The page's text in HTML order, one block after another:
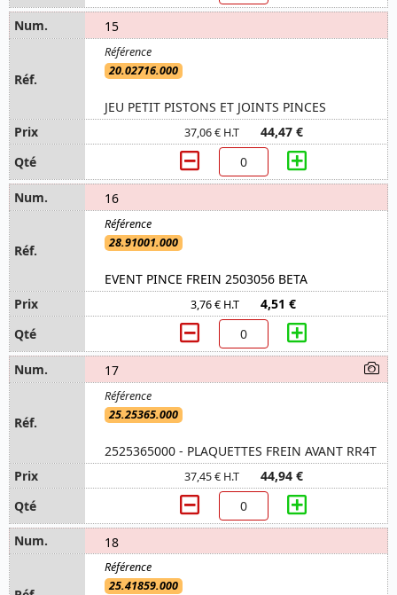
15
20.02716.000
JEU PETIT PISTONS ET JOINTS PINCES
37,06 € H.T 44,47 €
16
28.91001.000
EVENT PINCE FREIN 2503056 BETA
3,76 € H.T 4,51 €
17
25.25365.000
2525365000 - PLAQUETTES FREIN AVANT RR4T
37,45 € H.T 44,94 €
18
25.41859.000